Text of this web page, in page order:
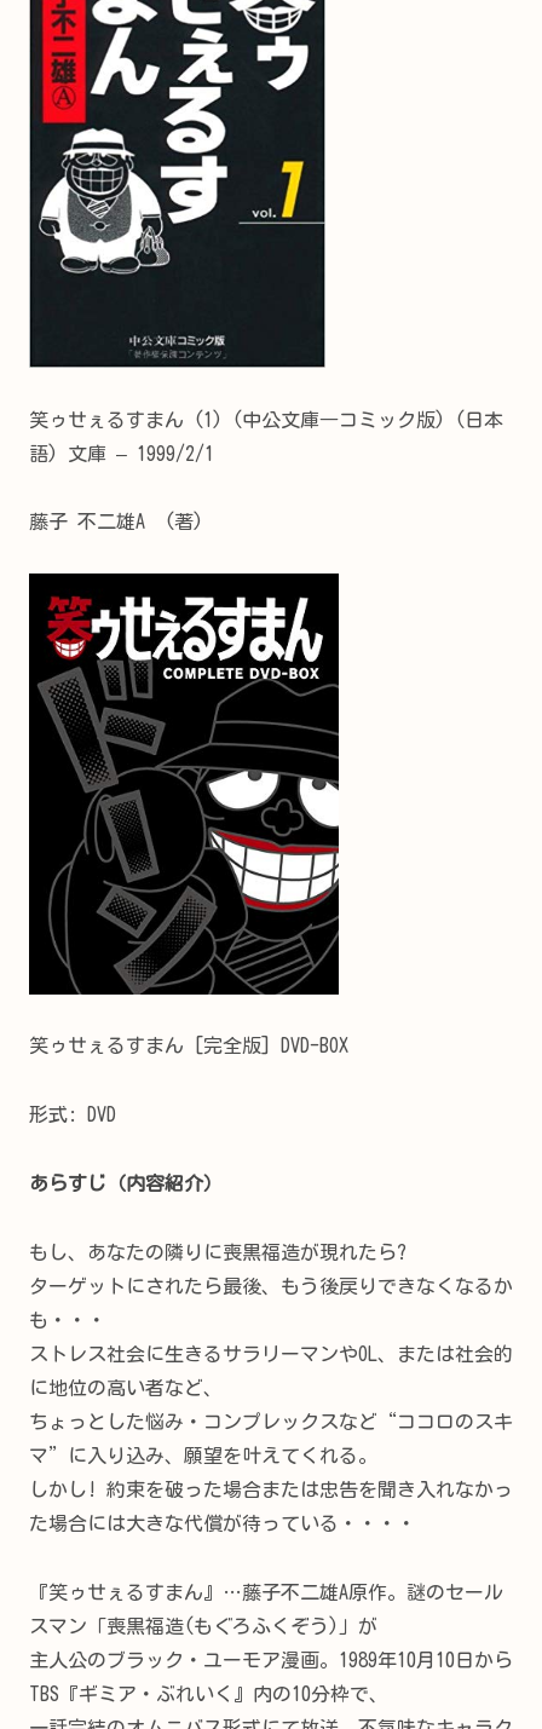
笑ゥせぇるすまん (1) (中公文庫―コミック版)
(日本
語)
文庫 – 1999/2/1
藤子 不二雄A (著)
笑ゥせぇるすまん [完全版] DVD-BOX
形式: DVD
あらすじ（内容紹介）
もし、あなたの隣りに喪黒福造が現れたら?
ターゲットにされたら最後、もう後戻りできなくなるか
も・・・
ストレス社会に生きるサラリーマンやOL、または社会的
に地位の高い者など、
ちょっとした悩み・コンプレックスなど“ココロのスキ
マ”に入り込み、願望を叶えてくれる。
しかし! 約束を破った場合または忠告を聞き入れなかっ
た場合には大きな代償が待っている・・・・
『笑ゥせぇるすまん』…藤子不二雄A原作。謎のセール
スマン「喪黒福造(もぐろふくぞう)」が
主人公のブラック・ユーモア漫画。1989年10月10日から
TBS『ギミア・ぶれいく』内の10分枠で、